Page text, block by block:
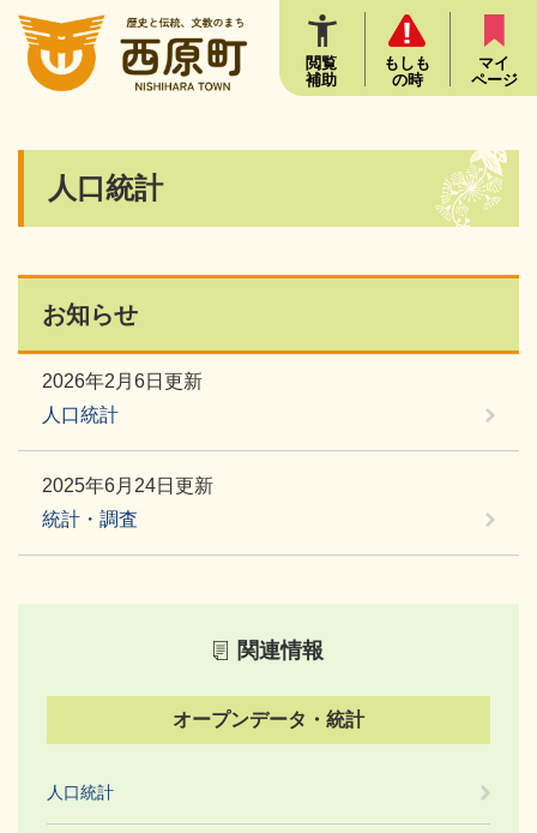
メニューを飛ばして本文へ
閲覧
補助
もしも
の時
マイ
ページ
人口統計
お知らせ
2026年2月6日更新
人口統計
2025年6月24日更新
統計・調査
関連情報
オープンデータ・統計
人口統計